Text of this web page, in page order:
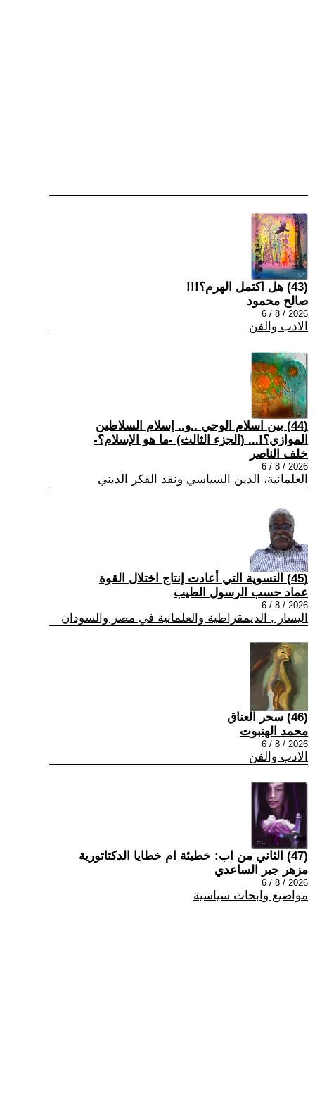
(43) هل اكتمل الهرم؟!!!
صالح محمود
2026 / 8 / 6
الادب والفن
(44) بين اسلام الوحي ..و.. إسلام السلاطين
الموازي؟!... (الجزء الثالث) -ما هو الإسلام؟-
خلف الناصر
2026 / 8 / 6
العلمانية، الدين السياسي ونقد الفكر الديني
(45) التسوية التي أعادت إنتاج اختلال القوة
عماد حسب الرسول الطيب
2026 / 8 / 6
اليسار , الديمقراطية والعلمانية في مصر والسودان
(46) سحر العناق
محمد الهنبوت
2026 / 8 / 6
الادب والفن
(47) الثاني من اب: خطيئة ام خطايا الدكتاتورية
مزهر جبر الساعدي
2026 / 8 / 6
مواضيع وابحاث سياسية